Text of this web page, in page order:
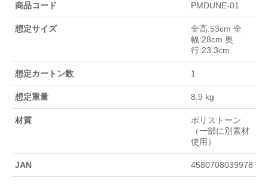
商品コード PMDUNE-01
想定サイズ
全高:53cm 全
幅:28cm 奥
行:23.3cm
想定カートン数 1
想定重量 8.9 kg
材質
ポリストーン
（一部に別素材
使用）
JAN 4580708039978